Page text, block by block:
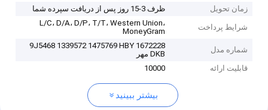
زمان تحویل
ظرف 3-15 روز پس از دریافت سپرده شما
شرایط پرداخت
L/C، D/A، D/P، T/T، Western Union،
MoneyGram
شماره مدل
1672228 9J5468 1339572 1475769 HBY
DKB مهر
قابلیت ارائه
10000
بیشتر ببینید